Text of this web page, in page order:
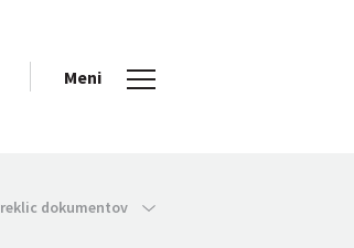
Meni
dokumentov